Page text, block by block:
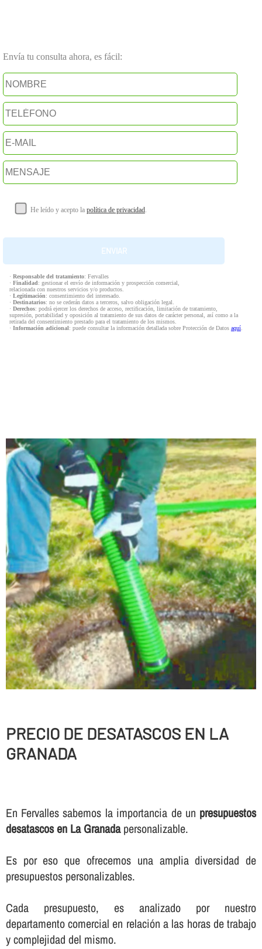
Envía tu consulta ahora, es fácil:
He leído y acepto la política de privacidad.
· Responsable del tratamiento: Fervalles
· Finalidad: gestionar el envío de información y prospección comercial,
relacionada con nuestros servicios y/o productos.
· Legitimación: consentimiento del interesado.
· Destinatarios: no se cederán datos a terceros, salvo obligación legal.
· Derechos: podrá ejercer los derechos de acceso, rectificación, limitación de tratamiento,
supresión, portabilidad y oposición al tratamiento de sus datos de carácter personal, así como a la
retirada del consentimiento prestado para el tratamiento de los mismos.
· Información adicional: puede consultar la información detallada sobre Protección de Datos aquí.
PRECIO DE DESATASCOS EN LA
GRANADA
En Fervalles sabemos la importancia de un presupuestos
desatascos en La Granadapersonalizable.
Es por eso que ofrecemos una amplia diversidad de
presupuestos personalizables.
Cada presupuesto, es analizado por nuestro
departamento comercial en relación a las horas de trabajo
y complejidad del mismo.